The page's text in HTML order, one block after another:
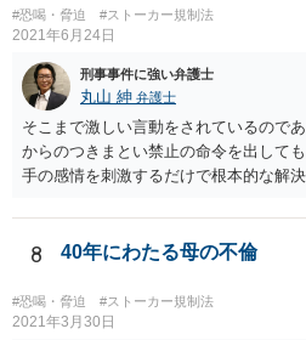
しんどいかと思います。 弁護士への相
の法律相談もありますし、ストーカー
士費用を支援してくれる犯罪被害者援
す。 警察への相談から相手方への対応
ともできますし、ひとまず警察に相談
という形もできます。 １日でも早くご
う、祈念いたします。
#恐喝・脅迫 #ストーカー規制法
2021年6月24日
刑事事件に強い弁護士
丸山 紳 弁護士
そこまで激しい言動をされているので
からのつきまとい禁止の命令を出して
手の感情を刺激するだけで根本的な解
て行くしかないでしょう。 ストーカー
や被害届の提出を視野に、弁護士での
8 40年にわたる母の不倫
#恐喝・脅迫 #ストーカー規制法
2021年3月30日